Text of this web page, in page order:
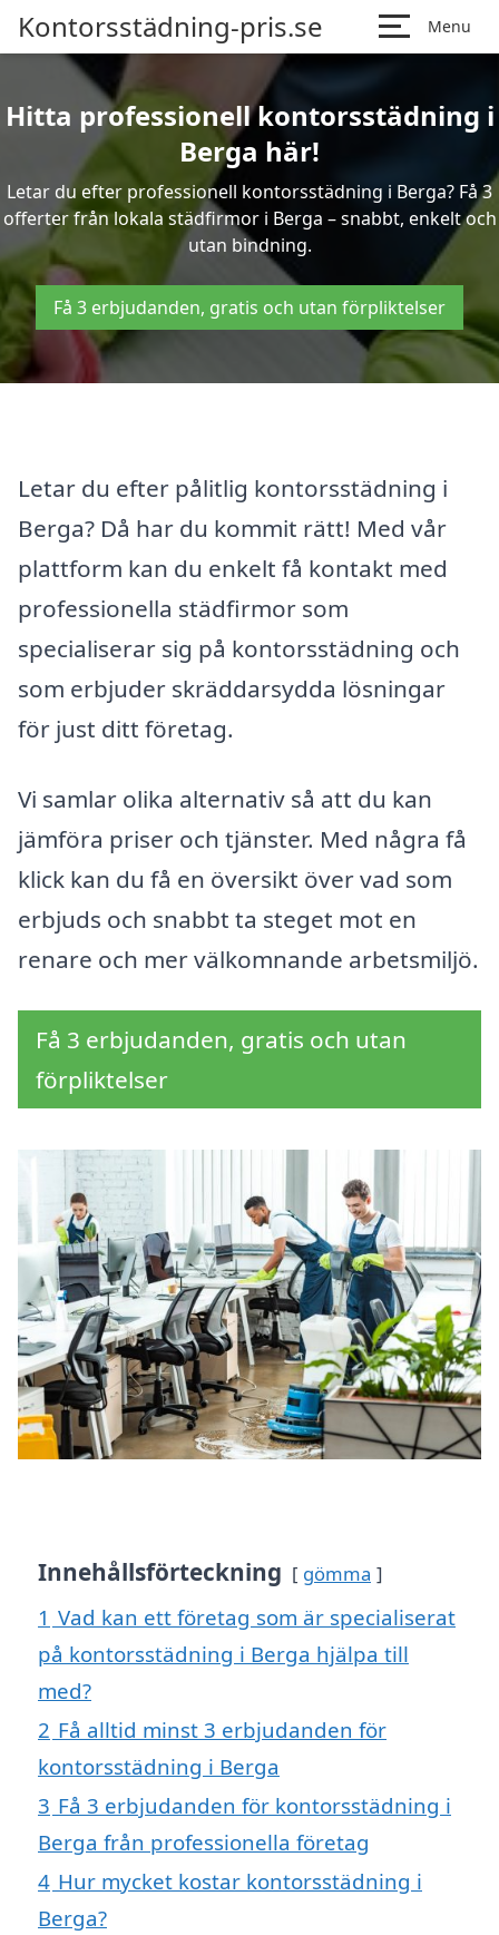
Kontorsstädning-pris.se Menu
Hitta professionell kontorsstädning i
Berga här!
Letar du efter professionell kontorsstädning i Berga? Få 3
offerter från lokala städfirmor i Berga – snabbt, enkelt och
utan bindning.
Få 3 erbjudanden, gratis och utan förpliktelser
Letar du efter pålitlig kontorsstädning i
Berga? Då har du kommit rätt! Med vår
plattform kan du enkelt få kontakt med
professionella städfirmor som
specialiserar sig på kontorsstädning och
som erbjuder skräddarsydda lösningar
för just ditt företag.
Vi samlar olika alternativ så att du kan
jämföra priser och tjänster. Med några få
klick kan du få en översikt över vad som
erbjuds och snabbt ta steget mot en
renare och mer välkomnande arbetsmiljö.
Få 3 erbjudanden, gratis och utan
förpliktelser
Innehållsförteckning gömma
1 Vad kan ett företag som är specialiserat
på kontorsstädning i Berga hjälpa till
med?
2 Få alltid minst 3 erbjudanden för
kontorsstädning i Berga
3 Få 3 erbjudanden för kontorsstädning i
Berga från professionella företag
4 Hur mycket kostar kontorsstädning i
Berga?